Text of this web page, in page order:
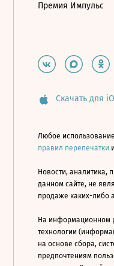
Премия Импульс
Скачать для
Любое
правил перепечатки
Новости, аналитика,
данном сайте, не
продаже каких-либо
На информационном
технологии
на основе сбора,
предпочтениям